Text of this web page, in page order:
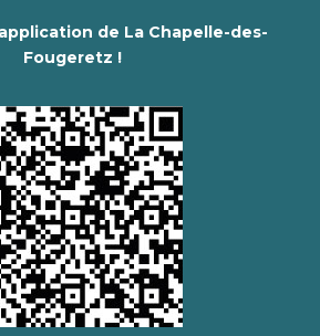
de La Chapelle-des-
Fougeretz !